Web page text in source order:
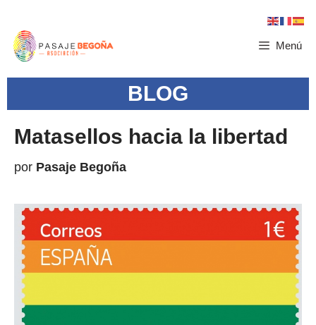
Menú
BLOG
Matasellos hacia la libertad
por Pasaje Begoña